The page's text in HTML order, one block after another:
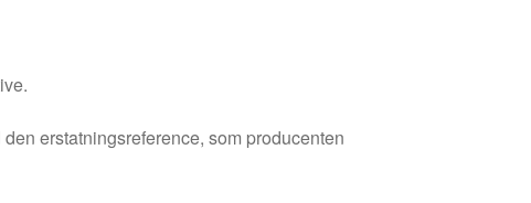
erstatningsreference, som producenten